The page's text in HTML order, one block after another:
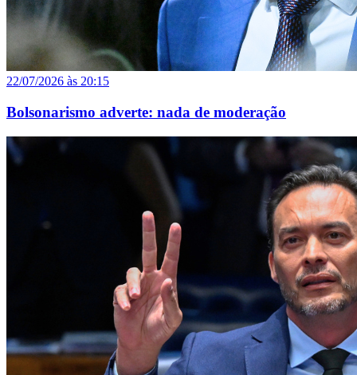
22/07/2026 às 20:15
Bolsonarismo adverte: nada de moderação